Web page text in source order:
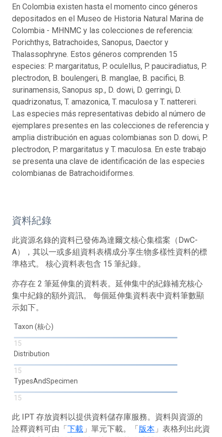
En Colombia existen hasta el momento cinco géneros
depositados en el Museo de Historia Natural Marina de
Colombia - MHNMC y las colecciones de referencia:
Porichthys, Batrachoides, Sanopus, Daector y
Thalassophryne. Estos géneros comprenden 15
especies: P. margaritatus, P. oculellus, P. pauciradiatus, P.
plectrodon, B. boulengeri, B. manglae, B. pacifici, B.
surinamensis, Sanopus sp., D. dowi, D. gerringi, D.
quadrizonatus, T. amazonica, T. maculosa y T. nattereri.
Las especies más representativas debido al número de
ejemplares presentes en las colecciones de referencia y
amplia distribución en aguas colombianas son D. dowi, P.
plectrodon, P. margaritatus y T. maculosa. En este trabajo
se presenta una clave de identificación de las especies
colombianas de Batrachoidiformes.
資料紀錄
此資源名錄的資料已發佈為達爾文核心集檔案（DwC-
A），其以一或多組資料表構成分享生物多樣性資料的標
準格式。 核心資料表包含 15 筆紀錄。
亦存在 2 筆延伸集的資料表。延伸集中的紀錄補充核心
集中紀錄的額外資訊。 每個延伸集資料表中資料筆數顯
示如下。
Taxon (核心)
15
Distribution
15
TypesAndSpecimen
15
此 IPT 存放資料以提供資料儲存庫服務。資料與資源的
詮釋資料可由「下載 」單元下載。「版本 」表格列出此資